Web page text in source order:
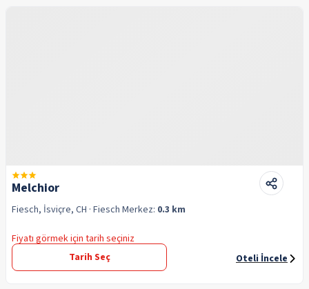
Melchior
Fiesch, İsviçre, CH · Fiesch Merkez: 0.3 km
Fiyatı görmek için tarih seçiniz
Tarih Seç
Oteli İncele